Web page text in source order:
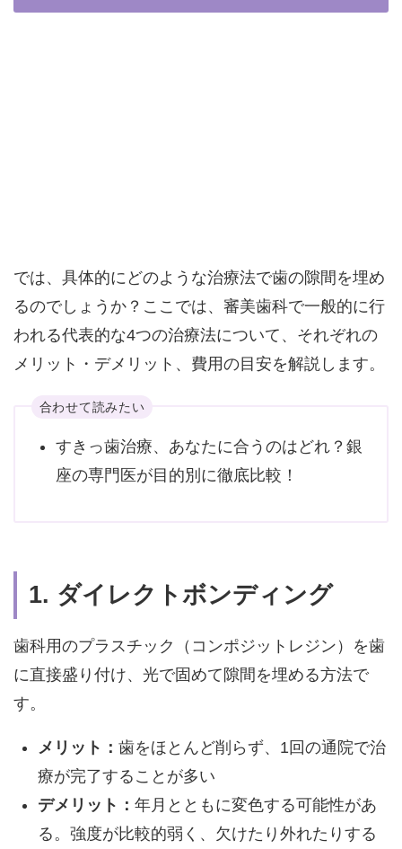
では、具体的にどのような治療法で歯の隙間を埋め
るのでしょうか？ここでは、審美歯科で一般的に行
われる代表的な4つの治療法について、それぞれの
メリット・デメリット、費用の目安を解説します。
合わせて読みたい
すきっ歯治療、あなたに合うのはどれ？銀
座の専門医が目的別に徹底比較！
1. ダイレクトボンディング
歯科用のプラスチック（コンポジットレジン）を歯
に直接盛り付け、光で固めて隙間を埋める方法で
す。
メリット： 歯をほとんど削らず、1回の通院で治
療が完了することが多い
デメリット： 年月とともに変色する可能性があ
る。強度が比較的弱く、欠けたり外れたりする